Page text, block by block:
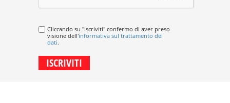
Cliccando su "Iscriviti" confermo di aver preso
visione dell'informativa sul trattamento dei
dati.